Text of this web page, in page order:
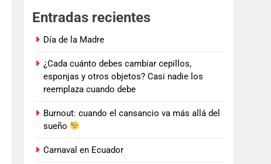
Entradas recientes
Día de la Madre
¿Cada cuánto debes cambiar cepillos,
esponjas y otros objetos? Casi nadie los
reemplaza cuando debe
Burnout: cuando el cansancio va más allá del
sueño
Carnaval en Ecuador